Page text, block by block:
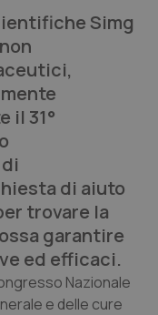
Simg
il 31°
di aiuto
trovare la
garantire
ed efficaci.
Nazionale
e delle cure